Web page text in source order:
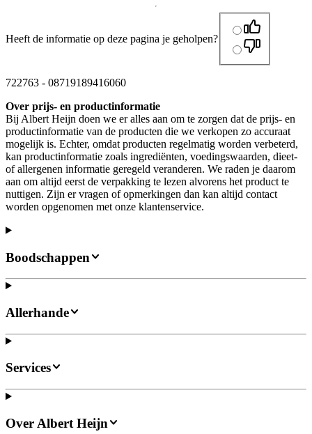
Heeft de informatie op deze pagina je geholpen?
722763 - 08719189416060
Over prijs- en productinformatie
Bij Albert Heijn doen we er alles aan om te zorgen dat de prijs- en
productinformatie van de producten die we verkopen zo accuraat
mogelijk is. Echter, omdat producten regelmatig worden verbeterd,
kan productinformatie zoals ingrediënten, voedingswaarden, dieet-
of allergenen informatie geregeld veranderen. We raden je daarom
aan om altijd eerst de verpakking te lezen alvorens het product te
nuttigen. Zijn er vragen of opmerkingen dan kan altijd contact
worden opgenomen met onze klantenservice.
Boodschappen
Allerhande
Services
Over Albert Heijn